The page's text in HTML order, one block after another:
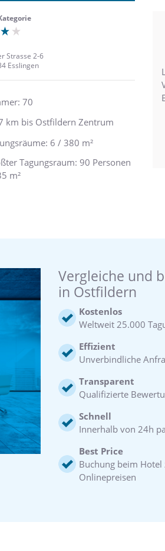
Strasse 2-6
Esslingen
70
km bis Ostfildern Zentrum
6 / 380 m²
Tagungsraum: 90 Personen
m²
Vergleiche und
in Ostfildern
Kostenlos
Weltweit 25.000
Effizient
Unverbindliche
Transparent
Qualifizierte
Schnell
Innerhalb von 24h
Best Price
Buchung beim
Onlinepreisen